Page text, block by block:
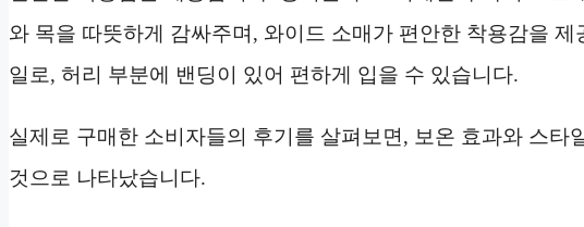
와 목을 따뜻하게 감싸주며, 와이드 소매가 편안한 착용감을
일로, 허리 부분에 밴딩이 있어 편하게 입을 수 있습니다.
실제로 구매한 소비자들의 후기를 살펴보면, 보온 효과와 스타
것으로 나타났습니다.